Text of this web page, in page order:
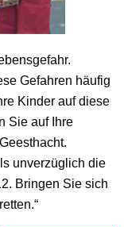
Gefahren häufig
Kinder auf diese
Sie auf Ihre
unverzüglich die
Bringen Sie sich